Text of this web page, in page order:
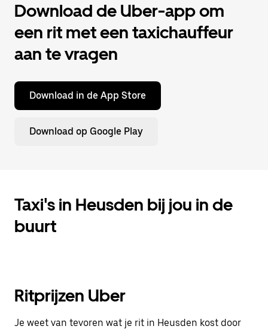
Download de Uber-app om
een rit met een taxichauffeur
aan te vragen
Download in de App Store
Download op Google Play
Taxi's in Heusden bij jou in de
buurt
Ritprijzen Uber
Je weet van tevoren wat je rit in Heusden kost door